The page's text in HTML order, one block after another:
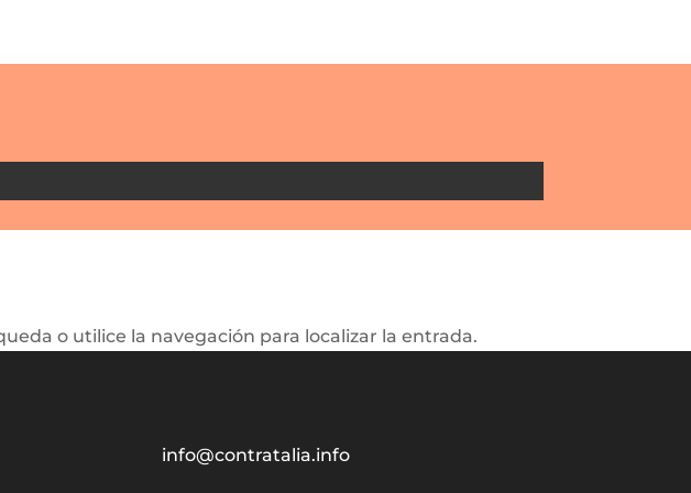
o utilice la navegación para localizar la entrada.
info@contratalia.info